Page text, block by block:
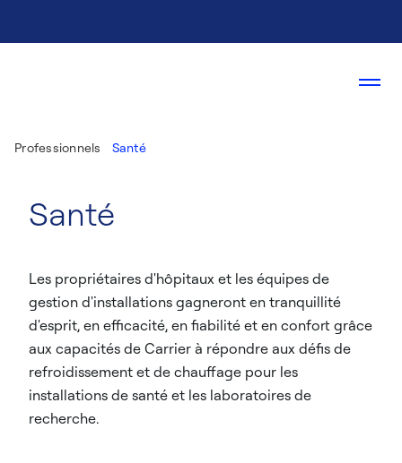
Professionnels Santé
Santé
Les propriétaires d'hôpitaux et les équipes de
gestion d'installations gagneront en tranquillité
d'esprit, en efficacité, en fiabilité et en confort grâce
aux capacités de Carrier à répondre aux défis de
refroidissement et de chauffage pour les
installations de santé et les laboratoires de
recherche.